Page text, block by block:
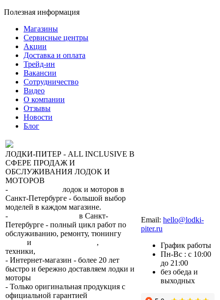
Полезная информация
Магазины
Сервисные центры
Акции
Доставка и оплата
Трейд-ин
Вакансии
Сотрудничество
Видео
О компании
Отзывы
Новости
Блог
ЛОДКИ-ПИТЕР - ALL INCLUSIVE В
СФЕРЕ ПРОДАЖ И
ОБСЛУЖИВАНИЯ ЛОДОК И
МОТОРОВ
-
лодок и моторов в
Санкт-Петербурге - большой выбор
моделей в каждом магазине.
-
в Санкт-
Петербурге - полный цикл работ по
обслуживанию, ремонту, тюнингу
и ,
техники,
- Интернет-магазин - более 20 лет
быстро и бережно доставляем лодки и
моторы
- Только оригинальная продукция с
официальной гарантией
Email: hello@lodki-
piter.ru
График работы
Пн-Вс : с 10:00
до 21:00
без обеда и
выходных